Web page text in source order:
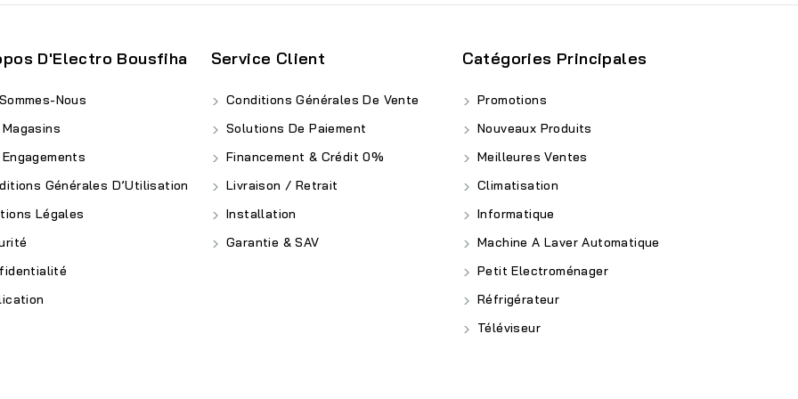
D'Electro Bousfiha
Nous
Générales D’Utilisation
Légales
Service Client
Conditions Générales De Vente
Solutions De Paiement
Financement & Crédit 0%
Livraison / Retrait
Installation
Garantie & SAV
Catégories Principales
Promotions
Nouveaux Produits
Meilleures Ventes
Climatisation
Informatique
Machine A Laver Automatique
Petit Electroménager
Réfrigérateur
Téléviseur